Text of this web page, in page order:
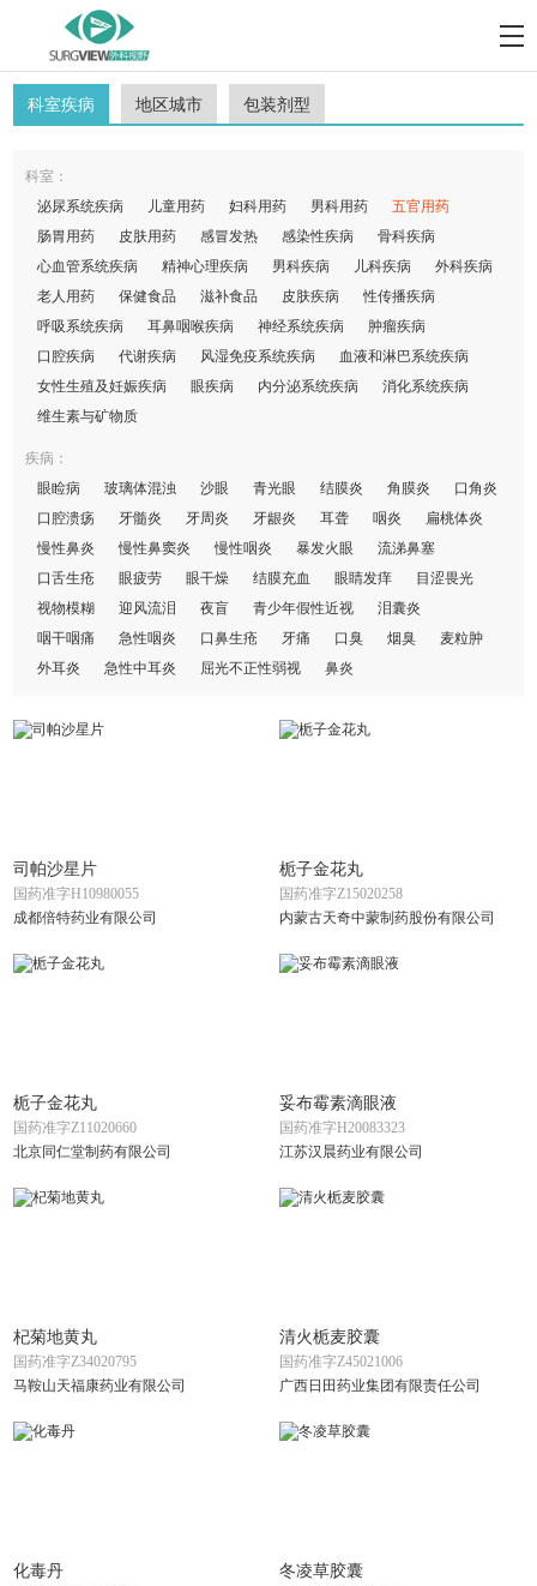
科室疾病 地区城市 包装剂型
科室：
泌尿系统疾病
儿童用药 妇科用药 男科用药
五官用药
肠胃用药
皮肤用药 感冒发热 感染性疾病
骨科疾病
心血管系统疾病
精神心理疾病 男科疾病 儿科疾病
外科疾病
老人用药
保健食品 滋补食品 皮肤疾病
性传播疾病
呼吸系统疾病
耳鼻咽喉疾病 神经系统疾病
肿瘤疾病
口腔疾病
代谢疾病 风湿免疫系统疾病
血液和淋巴系统疾病
女性生殖及妊娠疾病
眼疾病 内分泌系统疾病
消化系统疾病
维生素与矿物质
疾病：
眼睑病
玻璃体混浊 沙眼 青光眼 结膜炎 角膜炎
口角炎
口腔溃疡
牙髓炎 牙周炎 牙龈炎 耳聋 咽炎
扁桃体炎
慢性鼻炎
慢性鼻窦炎 慢性咽炎 暴发火眼
流涕鼻塞
口舌生疮
眼疲劳 眼干燥 结膜充血 眼睛发痒
目涩畏光
视物模糊
迎风流泪 夜盲 青少年假性近视
泪囊炎
咽干咽痛
急性咽炎 口鼻生疮 牙痛 口臭 烟臭
麦粒肿
外耳炎
急性中耳炎 屈光不正性弱视 鼻炎
司帕沙星片
国药准字H10980055
成都倍特药业有限公司
栀子金花丸
国药准字Z15020258
内蒙古天奇中蒙制药股份有限公司
栀子金花丸
国药准字Z11020660
北京同仁堂制药有限公司
妥布霉素滴眼液
国药准字H20083323
江苏汉晨药业有限公司
杞菊地黄丸
国药准字Z34020795
马鞍山天福康药业有限公司
清火栀麦胶囊
国药准字Z45021006
广西日田药业集团有限责任公司
化毒丹 冬凌草胶囊